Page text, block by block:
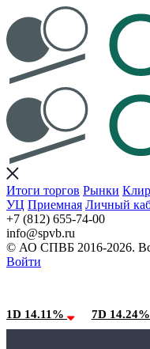
Итоги торгов Рынки
УЦ Приемная Личный
+7 (812) 655-74-00
info@spvb.ru
© АО СПВБ 2016-2026.
Войти
1D 14.11% 7D 14.24%